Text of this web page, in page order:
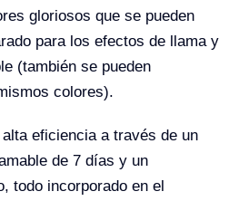
gloriosos que se pueden
para los efectos de llama y
(también se pueden
colores).
eficiencia a través de un
de 7 días y un
todo incorporado en el